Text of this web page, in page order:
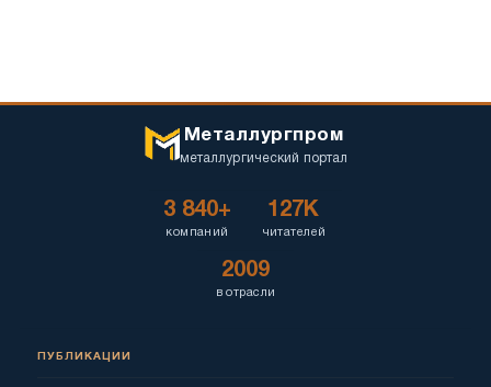
Металлургпром
металлургический портал
3 840+
компаний
127K
читателей
2009
в отрасли
ПУБЛИКАЦИИ